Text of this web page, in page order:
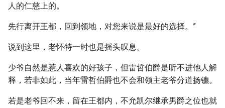
人的仁慈上的。
先行离开王都，回到领地，对您来说是最好的选择。”
说到这里，老怀特一时也是摇头叹息。
少爷自然是惹人喜欢的好孩子，但雷哲伯爵是听不进他人解
释，若非如此，当年雷哲伯爵也不会和领主老爷分道扬镳。
若是老爷回不来，留在王都内，不允凯尔继承男爵之位也就